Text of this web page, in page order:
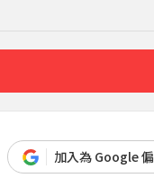
加入為 Google